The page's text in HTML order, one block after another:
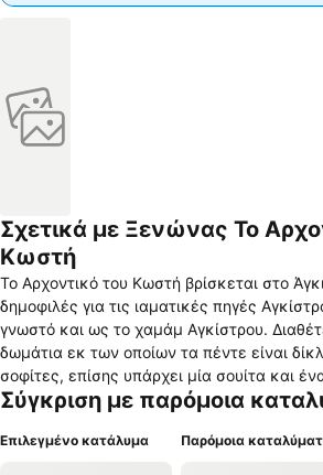
Σχετικά με Ξενώνας Το
Κωστή
Το Αρχοντικό του Κωστή βρίσκεται στο
δημοφιλές για τις ιαματικές πηγές
γνωστό και ως το χαμάμ Αγκίστρου. Διαθέτει στο σύνολο 10
δωμάτια εκ των οποίων τα πέντε είναι
σοφίτες, επίσης υπάρχει μία σουίτα και
δωμάτια διαθέτουν διπλό κρεβάτι,
χρέωση, ντουλάπα, στεγνωτήρα μαλλιών,
Σύγκριση με παρόμοια
Επιλεγμένο κατάλυμα Παρόμοια